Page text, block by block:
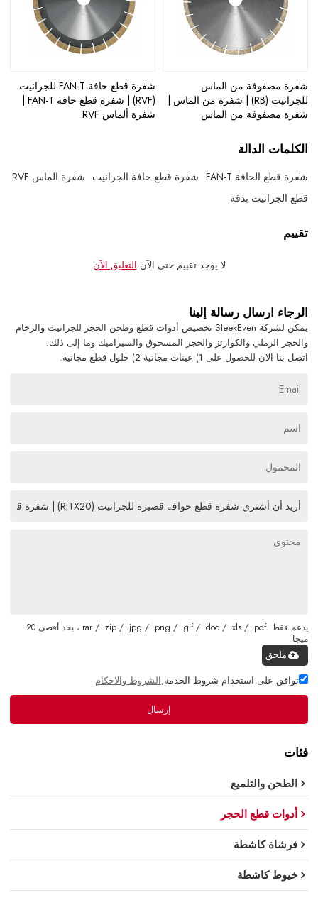
شفرة مصفوفة من الماس
للجرانيت (RB) | شفرة من الماس |
شفرة مصفوفة من الماس
شفرة قطع حافة FAN-T للجرانيت
(RVF) | شفرة قطع حافة FAN-T |
شفرة ألماس RVF
الكلمات الدالة
شفرة قطع الحافة FAN-T شفرة قطع حافة الجرانيت شفرة الماس RVF
قطع الجرانيت بدقة
تقييم
لا يوجد تقييم حتى الآن التعليق الآن
الرجاء ارسال رسالة إلينا
يمكن لشركة SleekEven تخصيص أدوات قطع وطحن الحجر للجرانيت والرخام
والحجر الرملي والكوارتز والحجر المسحوق والسيراميك وما إلى ذلك.
اتصل بنا الآن للحصول على 1) عينات مجانية 2) حلول قطع مجانية.
يدعم فقط .rar / .zip / .jpg / .png / .gif / .doc / .xls / .pdf ، بحد أقصى 20
ميجا
ملحق
توافق على استخدام شروط الخدمة,الشروط والاحكام
إرسال
فئات
الطحن والتلميع
أدوات قطع الحجر
فرشاة كاشطة
خيوط كاشطة